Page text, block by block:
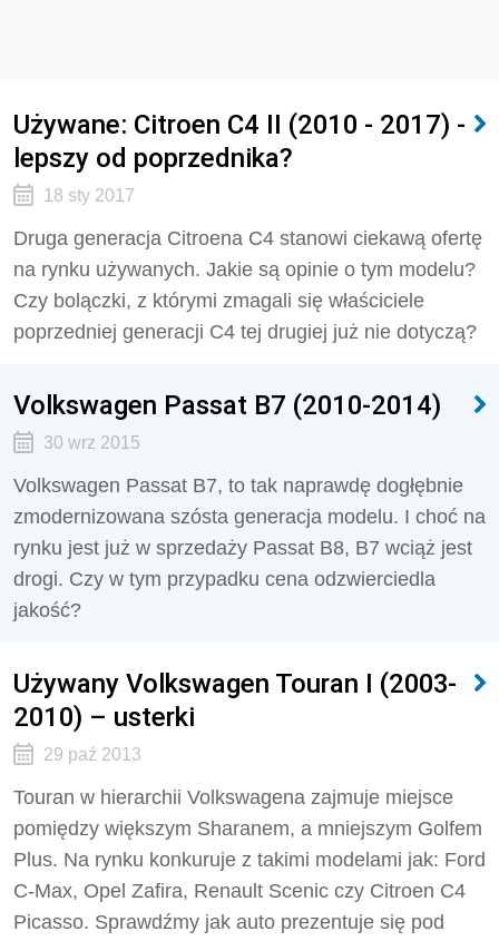
Używane: Citroen C4 II (2010 - 2017) -
lepszy od poprzednika?
18 sty 2017
Druga generacja Citroena C4 stanowi ciekawą ofertę
na rynku używanych. Jakie są opinie o tym modelu?
Czy bolączki, z którymi zmagali się właściciele
poprzedniej generacji C4 tej drugiej już nie dotyczą?
Volkswagen Passat B7 (2010-2014)
30 wrz 2015
Volkswagen Passat B7, to tak naprawdę dogłębnie
zmodernizowana szósta generacja modelu. I choć na
rynku jest już w sprzedaży Passat B8, B7 wciąż jest
drogi. Czy w tym przypadku cena odzwierciedla
jakość?
Używany Volkswagen Touran I (2003-
2010) – usterki
29 paź 2013
Touran w hierarchii Volkswagena zajmuje miejsce
pomiędzy większym Sharanem, a mniejszym Golfem
Plus. Na rynku konkuruje z takimi modelami jak: Ford
C-Max, Opel Zafira, Renault Scenic czy Citroen C4
Picasso. Sprawdźmy jak auto prezentuje się pod